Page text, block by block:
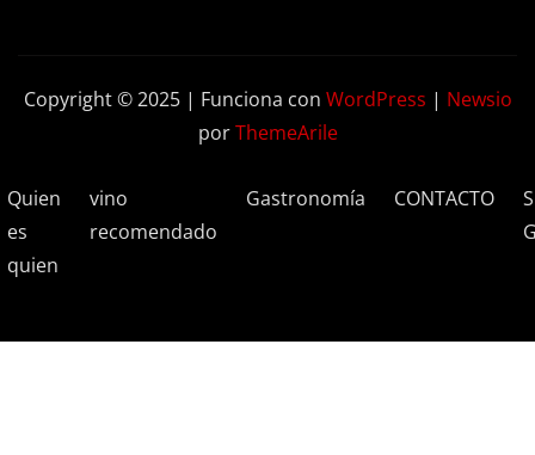
Copyright © 2025 | Funciona con WordPress | Newsio
porThemeArile
Quien
es
quien
vino
recomendado
Gastronomía CONTACTO